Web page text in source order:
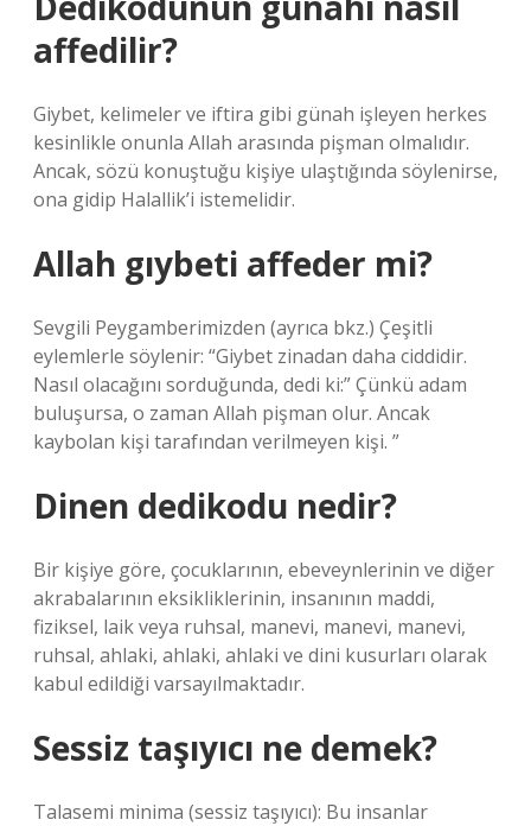
affedilir?
Giybet, kelimeler ve iftira gibi günah işleyen herkes
kesinlikle onunla Allah arasında pişman olmalıdır.
Ancak, sözü konuştuğu kişiye ulaştığında söylenirse,
ona gidip Halallik’i istemelidir.
Allah gıybeti affeder mi?
Sevgili Peygamberimizden (ayrıca bkz.) Çeşitli
eylemlerle söylenir: “Giybet zinadan daha ciddidir.
Nasıl olacağını sorduğunda, dedi ki:” Çünkü adam
buluşursa, o zaman Allah pişman olur. Ancak
kaybolan kişi tarafından verilmeyen kişi. ”
Dinen dedikodu nedir?
Bir kişiye göre, çocuklarının, ebeveynlerinin ve diğer
akrabalarının eksikliklerinin, insanının maddi,
fiziksel, laik veya ruhsal, manevi, manevi, manevi,
ruhsal, ahlaki, ahlaki, ahlaki ve dini kusurları olarak
kabul edildiği varsayılmaktadır.
Sessiz taşıyıcı ne demek?
Talasemi minima (sessiz taşıyıcı): Bu insanlar